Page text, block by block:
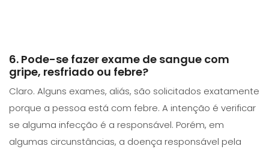
6. Pode-se fazer exame de sangue com
gripe, resfriado ou febre?
Claro. Alguns exames, aliás, são solicitados exatamente
porque a pessoa está com febre. A intenção é verificar
se alguma infecção é a responsável. Porém, em
algumas circunstâncias, a doença responsável pela